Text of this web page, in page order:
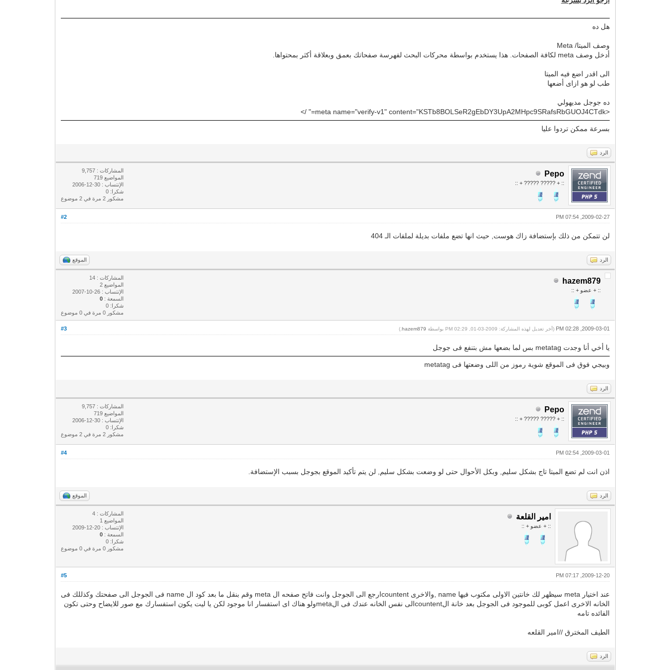
هل ده
وصف الميتا/ Meta
أدخل وصف meta لكافة الصفحات. هذا يستخدم بواسطة محركات البحث لفهرسة صفحاتك بعمق وبعلاقة أكثر بمحتواها.
الى اقدر اضع فيه الميتا
طب لو هو ازاى أضعها
ده جوجل مديهولي
<meta name="verify-v1" content="KSTb8BOLSeR2gEbDY3UpA2MHpc9SRafsRbGUOJ4CTdk=" />
بسرعة ممكن تردوا عليا
الرد
Pepo
:: + ????? ????? + ::
المشاركات : 9,757
المواضيع 719
الإنتساب : 30-12-2006
شكرا: 0
مشكور 2 مرة في 2 موضوع
#2 2009-02-27, 07:54 PM
لن تتمكن من ذلك بإستضافة زاك هوست, حيث انها تضع ملفات بديلة لملفات الـ 404
الموقع الرد
hazem879
:: + عضو + ::
المشاركات : 14
المواضيع 2
الإنتساب : 26-10-2007
السمعة :0
شكرا: 0
مشكور 0 مرة في 0 موضوع
#3 2009-03-01, 02:28 PM (آخر تعديل لهذه المشاركة: 2009-03-01, 02:29 PM بواسطة hazem879
.)
يا أخي أنا وجدت metatag بس لما بضعها مش بتنفع فى جوجل
وبيجي فوق فى الموقع شوية رموز من اللى وضعتها فى metatag
الرد
Pepo
:: + ????? ????? + ::
المشاركات : 9,757
المواضيع 719
الإنتساب : 30-12-2006
شكرا: 0
مشكور 2 مرة في 2 موضوع
#4 2009-03-01, 02:54 PM
اذن انت لم تضع الميتا تاج بشكل سليم, وبكل الأحوال حتى لو وضعت بشكل سليم, لن يتم تأكيد الموقع بجوجل بسبب الإستضافة.
الموقع الرد
امير القلعة
:: + عضو + ::
المشاركات : 4
المواضيع 1
الإنتساب : 20-12-2009
السمعة :0
شكرا: 0
مشكور 0 مرة في 0 موضوع
#5 2009-12-20, 07:17 PM
عند اختيار meta سيظهر لك خانتين الاولى مكتوب فيها name ,والاخرى countentارجع الى الجوجل وانت فاتح صفحه ال meta وقم بنقل ما بعد كود ال name فى الجوجل الى صفحتك وكذللك فى
الخانه الاخرى اعمل كوبى للموجود فى الجوجل بعد خانة الcountentالى نفس الخانه عندك فى الmetaولو هناك اى استفسار انا موجود لكن يا ليت يكون استفسارك مع صور للايضاح وحتى تكون
الفائده تامه
الطيف المخترق //امير القلعه
الرد